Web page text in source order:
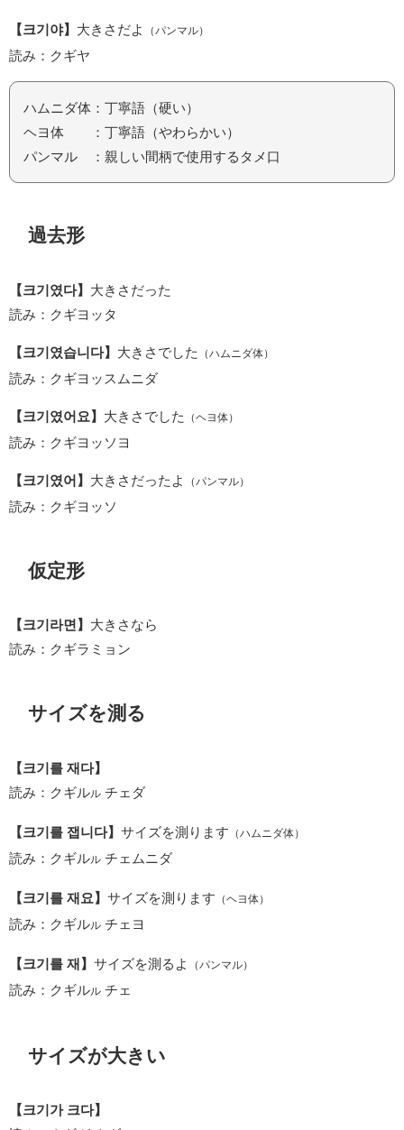
【크기야】 大きさだよ （パンマル）
読み：クギヤ
ハムニダ体：丁寧語（硬い）
ヘヨ体 ：丁寧語（やわらかい）
パンマル ：親しい間柄で使用するタメ口
過去形
【크기였다】 大きさだった
読み：クギヨッタ
【크기였습니다】 大きさでした （ハムニダ体）
読み：クギヨッスムニダ
【크기였어요】 大きさでした （ヘヨ体）
読み：クギヨッソヨ
【크기였어】 大きさだったよ （パンマル）
読み：クギヨッソ
仮定形
【크기라면】 大きさなら
読み：クギラミョン
サイズを測る
【크기를 재다】
読み：クギルル チェダ
【크기를 잽니다】 サイズを測ります （ハムニダ体）
読み：クギルル チェムニダ
【크기를 재요】 サイズを測ります （ヘヨ体）
読み：クギルル チェヨ
【크기를 재】 サイズを測るよ （パンマル）
読み：クギルル チェ
サイズが大きい
【크기가 크다】